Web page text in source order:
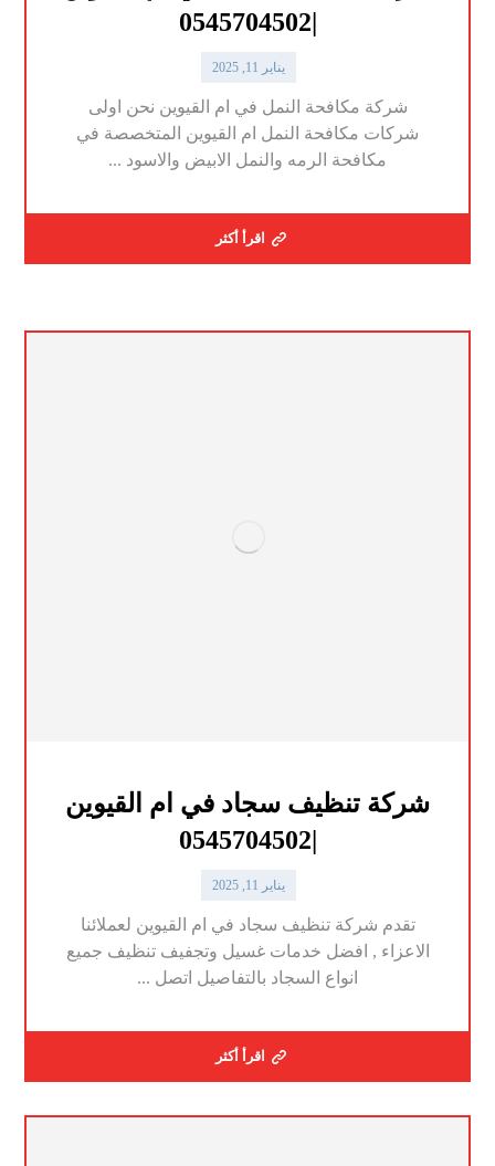
|0545704502
يناير 11, 2025
شركة مكافحة النمل في ام القيوين نحن اولى
شركات مكافحة النمل ام القيوين المتخصصة في
مكافحة الرمه والنمل الابيض والاسود ...
اقرأ أكثر
شركة تنظيف سجاد في ام القيوين
|0545704502
يناير 11, 2025
تقدم شركة تنظيف سجاد في ام القيوين لعملائنا
الاعزاء , افضل خدمات غسيل وتجفيف تنظيف جميع
انواع السجاد بالتفاصيل اتصل ...
اقرأ أكثر